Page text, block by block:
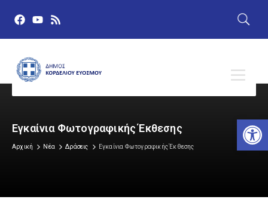
Εγκαίνια Φωτογραφικής Έκθεσης
Αρχική Νέα Δράσεις Εγκαίνια Φωτογραφικής Έκθεσης